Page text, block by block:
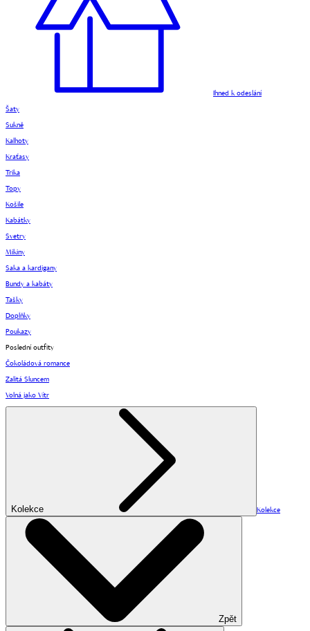
Ihned k odeslání
Šaty
Sukně
Kalhoty
Kraťasy
Trika
Topy
Košile
Kabátky
Svetry
Mikiny
Saka a kardigany
Bundy a kabáty
Tašky
Doplňky
Poukazy
Poslední outfity
Čokoládová romance
Zalitá Sluncem
Volná jako Vítr
Kolekce Kolekce
Zpět